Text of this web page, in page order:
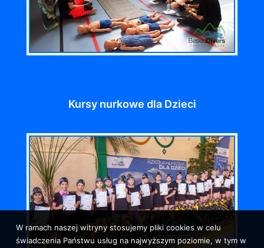
Kursy nurkowe dla Dzieci
W ramach naszej witryny stosujemy pliki cookies w celu
świadczenia Państwu usług na najwyższym poziomie, w tym w